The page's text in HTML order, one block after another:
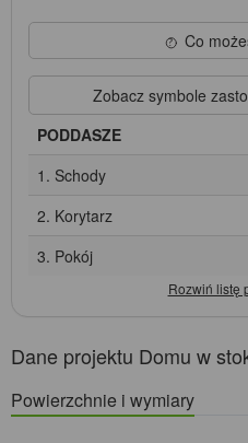
Co
Zobacz symbole
PODDASZE
1. Schody
2. Korytarz
3. Pokój
Dane projektu Domu w
Powierzchnie i wymiary